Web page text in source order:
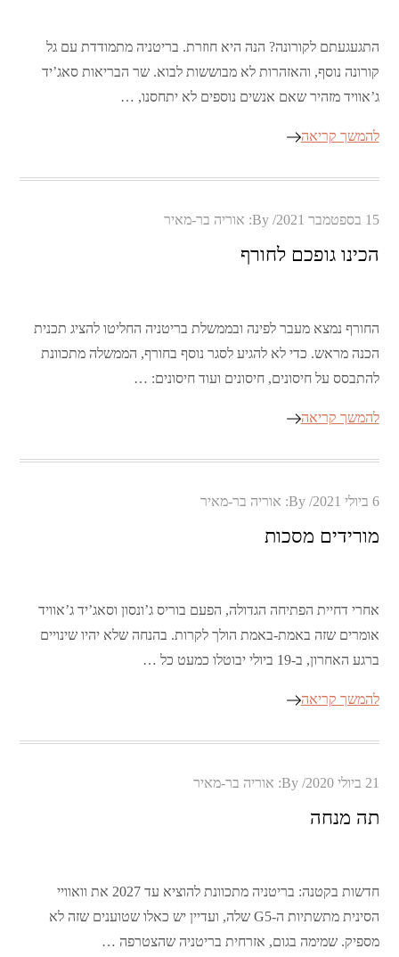
התגעגעתם לקורונה? הנה היא חוזרת. בריטניה מתמודדת עם גל
קורונה נוסף, והאזהרות לא מבוששות לבוא. שר הבריאות סאג’יד
ג’אוויד מזהיר שאם אנשים נוספים לא יתחסנו, …
להמשך קריאה
Posted
15 בספטמבר 2021 By: אוריה בר-מאיר
הכינו גופכם לחורף
החורף נמצא מעבר לפינה ובממשלת בריטניה החליטו להציג תכנית
הכנה מראש. כדי לא להגיע לסגר נוסף בחורף, הממשלה מתכוונת
להתבסס על חיסונים, חיסונים ועוד חיסונים: …
להמשך קריאה
Posted
6 ביולי 2021 By: אוריה בר-מאיר
מורידים מסכות
אחרי דחיית הפתיחה הגדולה, הפעם בוריס ג’ונסון וסאג’יד ג’אוויד
אומרים שזה באמת-באמת הולך לקרות. בהנחה שלא יהיו שינויים
ברגע האחרון, ב-19 ביולי יבוטלו כמעט כל …
להמשך קריאה
Posted
21 ביולי 2020 By: אוריה בר-מאיר
תה מנחה
חדשות בקטנה: בריטניה מתכוונת להוציא עד 2027 את וואוויי
הסינית מתשתיות ה-G5 שלה, ועדיין יש כאלו שטוענים שזה לא
מספיק. שמימה בגום, אזרחית בריטניה שהצטרפה …